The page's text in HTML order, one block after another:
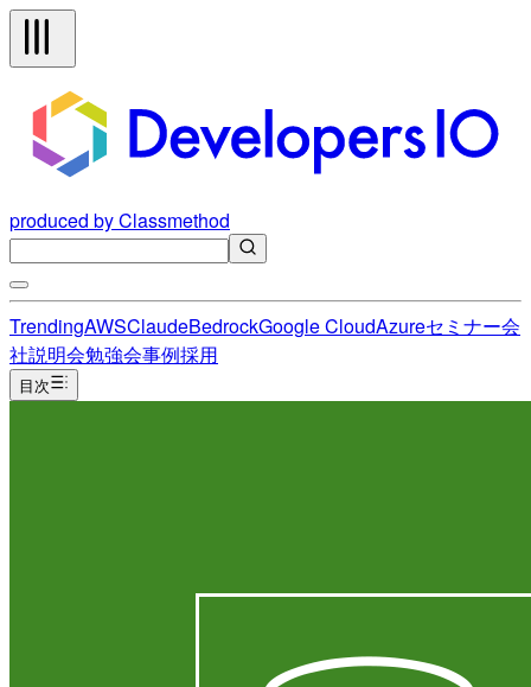
produced by Classmethod
TrendingAWSClaudeBedrockGoogle CloudAzureセミナー会
社説明会勉強会事例採用
目次